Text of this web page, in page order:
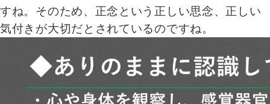
すね。そのため、正念という正しい思念、正しい
気付きが大切だとされているのですね。